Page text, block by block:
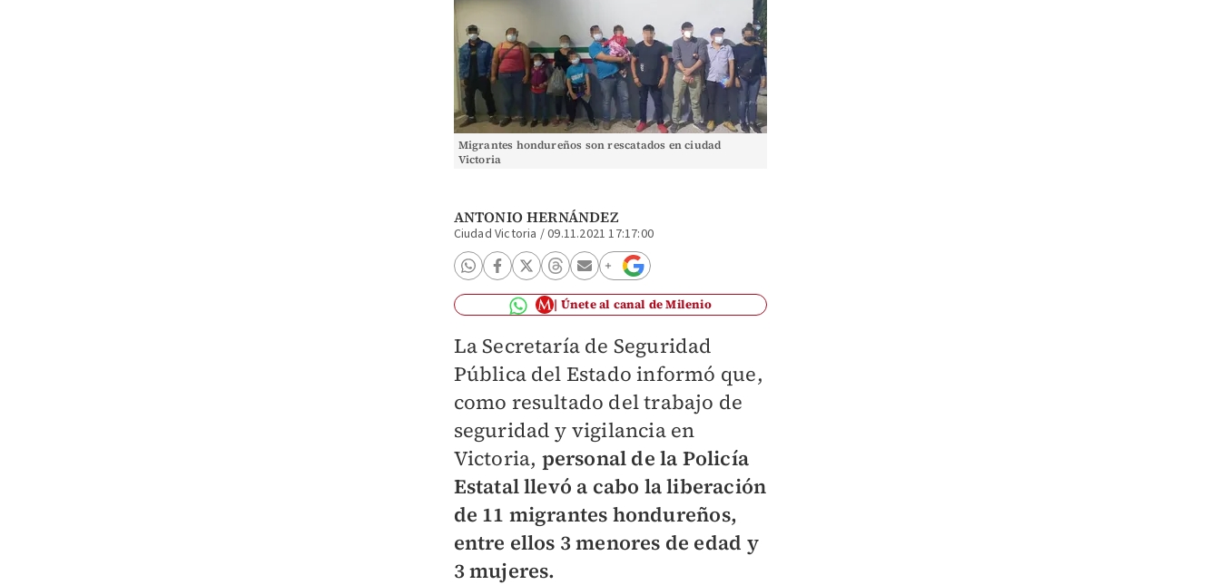
Migrantes hondureños son rescatados en ciudad
Victoria
ANTONIO HERNÁNDEZ
Ciudad Victoria /09.11.2021 17:17:00
Únete al canal de Milenio
La Secretaría de Seguridad
Pública del Estado informó que,
como resultado del trabajo de
seguridad y vigilancia en
Victoria, personal de la Policía
Estatal llevó a cabo la liberación
de 11 migrantes hondureños,
entre ellos 3 menores de edad y
3 mujeres.